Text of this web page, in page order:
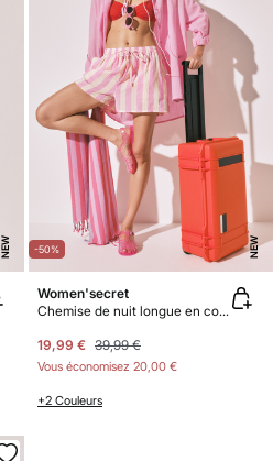
NEW -50% NEW
Women'secret
Chemise de nuit longue en coton rose
19,99 € 39,99 €
Vous économisez 20,00 €
+2 Couleurs